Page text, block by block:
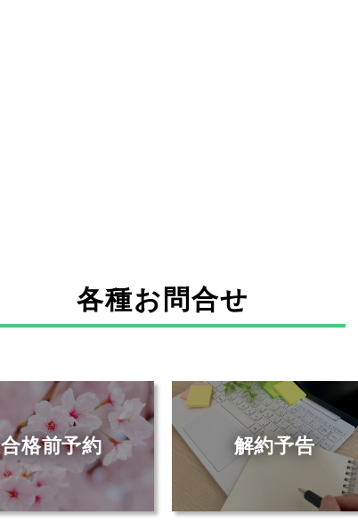
各種お問合せ
合格前予約 解約予告